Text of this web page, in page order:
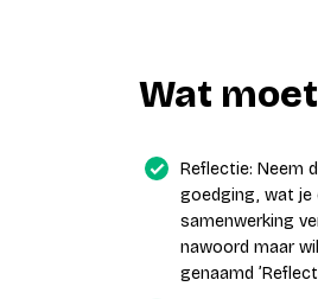
Wat
Reflectie: Neem
goedging, wat je
samenwerking
nawoord maar
genaamd